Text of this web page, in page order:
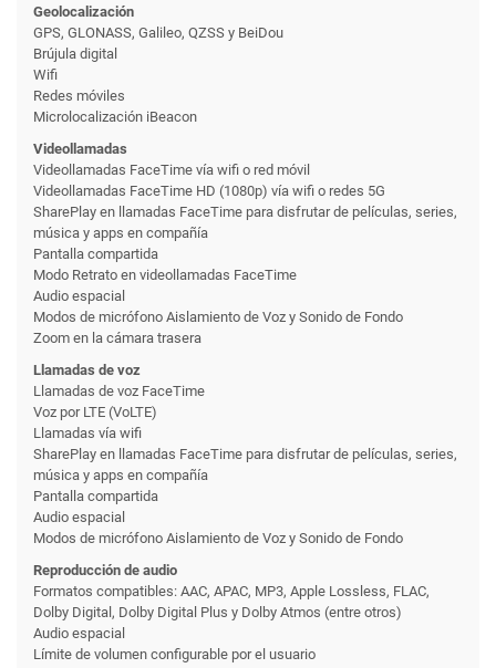
Geolocalización
GPS, GLONASS, Galileo, QZSS y BeiDou
Brújula digital
Wifi
Redes móviles
Microlocalización iBeacon
Videollamadas
Videollamadas FaceTime vía wifi o red móvil
Videollamadas FaceTime HD (1080p) vía wifi o redes 5G
SharePlay en llamadas FaceTime para disfrutar de películas, series,
música y apps en compañía
Pantalla compartida
Modo Retrato en videollamadas FaceTime
Audio espacial
Modos de micrófono Aislamiento de Voz y Sonido de Fondo
Zoom en la cámara trasera
Llamadas de voz
Llamadas de voz FaceTime
Voz por LTE (VoLTE)
Llamadas vía wifi
SharePlay en llamadas FaceTime para disfrutar de películas, series,
música y apps en compañía
Pantalla compartida
Audio espacial
Modos de micrófono Aislamiento de Voz y Sonido de Fondo
Reproducción de audio
Formatos compatibles: AAC, APAC, MP3, Apple Lossless, FLAC,
Dolby Digital, Dolby Digital Plus y Dolby Atmos (entre otros)
Audio espacial
Límite de volumen configurable por el usuario